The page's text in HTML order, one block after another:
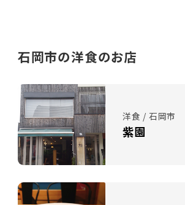
石岡市の洋食のお店
洋食 / 石岡市
紫園